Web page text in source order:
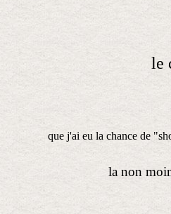
le
que j'ai eu la chance de
la non